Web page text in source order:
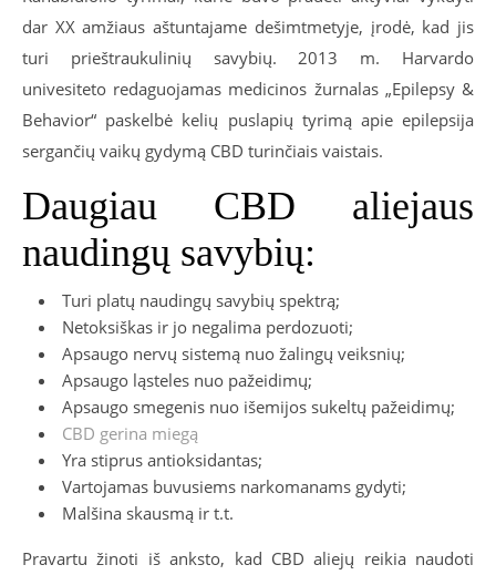
dar XX amžiaus aštuntajame dešimtmetyje, įrodė, kad jis
turi prieštraukulinių savybių. 2013 m. Harvardo
univesiteto redaguojamas medicinos žurnalas „Epilepsy &
Behavior“ paskelbė kelių puslapių tyrimą apie epilepsija
sergančių vaikų gydymą CBD turinčiais vaistais.
Daugiau CBD aliejaus
naudingų savybių:
Turi platų naudingų savybių spektrą;
Netoksiškas ir jo negalima perdozuoti;
Apsaugo nervų sistemą nuo žalingų veiksnių;
Apsaugo ląsteles nuo pažeidimų;
Apsaugo smegenis nuo išemijos sukeltų pažeidimų;
CBD gerina miegą
Yra stiprus antioksidantas;
Vartojamas buvusiems narkomanams gydyti;
Malšina skausmą ir t.t.
Pravartu žinoti iš anksto, kad CBD aliejų reikia naudoti